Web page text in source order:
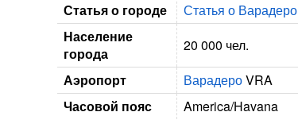
Статья о городе
Статья о Варадеро
Население
города
20 000 чел.
Аэропорт
ВарадероVRA
Часовой пояс
America/Havana